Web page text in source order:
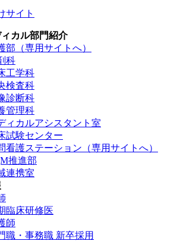
サイト
カル部門紹介
部（専用サイトへ）
科
工学科
検査科
診断科
管理科
ィカルアシスタント室
試験センター
看護ステーション（専用サイトへ）
推進部
連携室
臨床研修医
師
職・事務職 新卒採用